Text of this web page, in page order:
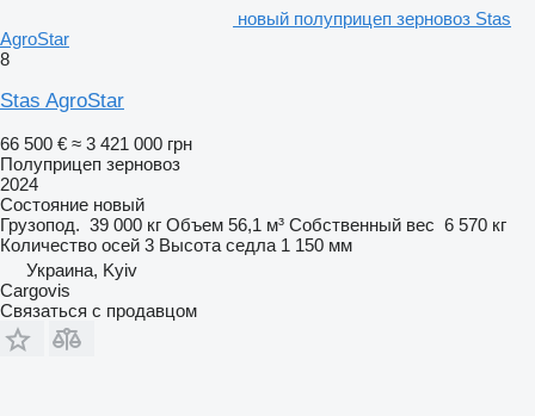
новый полуприцеп зерновоз Stas
AgroStar
8
Stas AgroStar
66 500 € ≈ 3 421 000 грн
Полуприцеп зерновоз
2024
Состояние новый
Грузопод. 39 000 кг Объем 56,1 м³ Собственный вес 6 570 кг
Количество осей 3 Высота седла 1 150 мм
Украина, Kyiv
Cargovis
Связаться с продавцом